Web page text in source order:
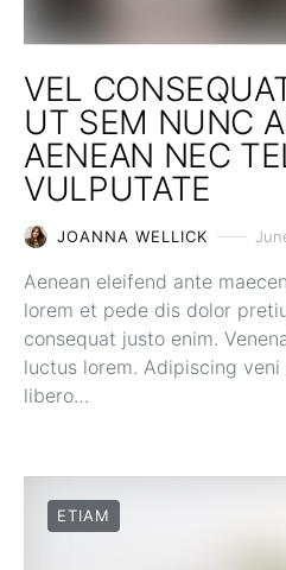
VEL
UT SEM NUNC
AENEAN NEC
VULPUTATE
JOANNA WELLICK
Aenean eleifend ante
lorem et pede dis dolor
consequat justo enim.
luctus lorem. Adipiscing
libero…
ETIAM